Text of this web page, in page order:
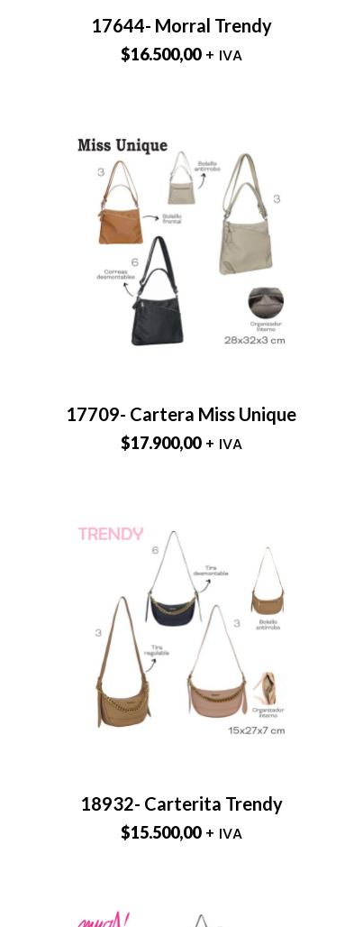
17644- Morral Trendy
$16.500,00 + IVA
17709- Cartera Miss Unique
$17.900,00 + IVA
18932- Carterita Trendy
$15.500,00 + IVA